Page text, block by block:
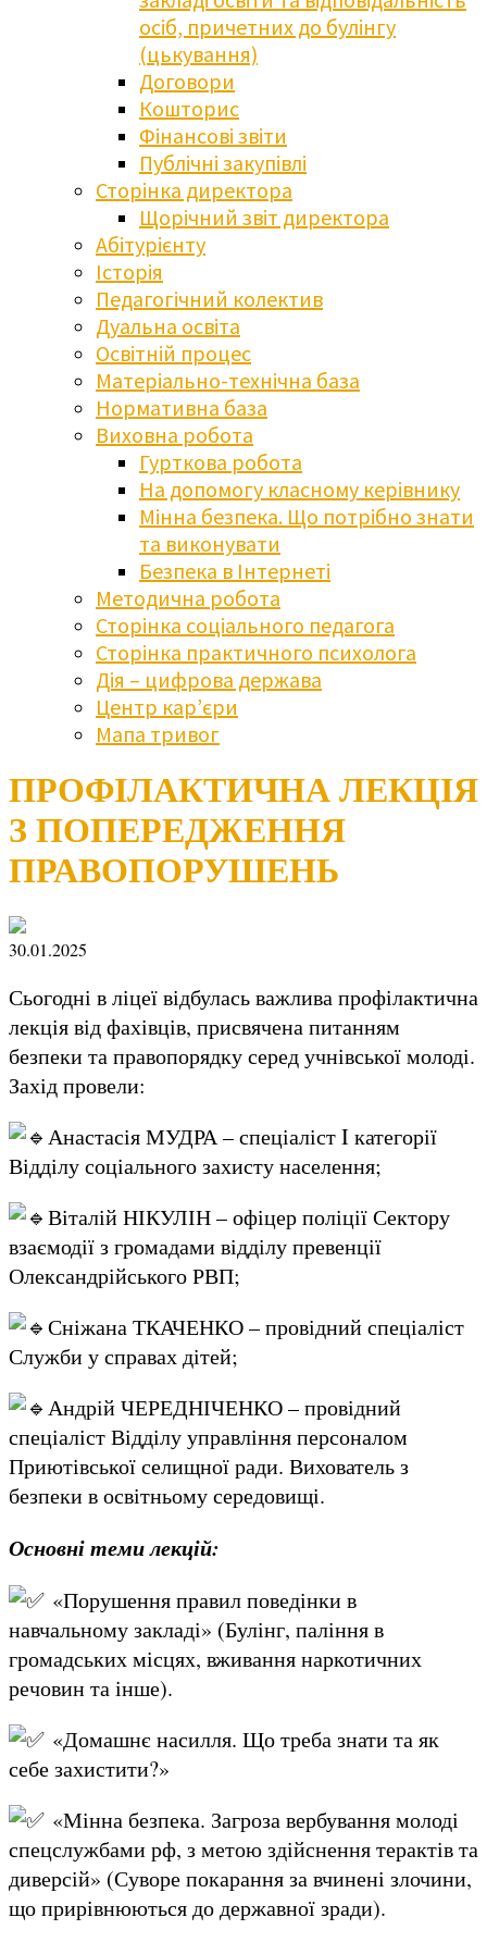
осіб, причетних до булінгу
(цькування)
Договори
Кошторис
Фінансові звіти
Публічні закупівлі
Сторінка директора
Щорічний звіт директора
Абітурієнту
Історія
Педагогічний колектив
Дуальна освіта
Освітній процес
Матеріально-технічна база
Нормативна база
Виховна робота
Гурткова робота
На допомогу класному керівнику
Мінна безпека. Що потрібно знати
та виконувати
Безпека в Інтернеті
Методична робота
Сторінка соціального педагога
Сторінка практичного психолога
Дія – цифрова держава
Центр кар’єри
Мапа тривог
ПРОФІЛАКТИЧНА ЛЕКЦІЯ
З ПОПЕРЕДЖЕННЯ
ПРАВОПОРУШЕНЬ
30.01.2025
Сьогодні в ліцеї відбулась важлива профілактична
лекція від фахівців, присвячена питанням
безпеки та правопорядку серед учнівської молоді.
Захід провели:
Анастасія МУДРА – спеціаліст I категорії
Відділу соціального захисту населення;
Віталій НІКУЛІН – офіцер поліції Сектору
взаємодії з громадами відділу превенції
Олександрійського РВП;
Сніжана ТКАЧЕНКО – провідний спеціаліст
Служби у справах дітей;
Андрій ЧЕРЕДНІЧЕНКО – провідний
спеціаліст Відділу управління персоналом
Приютівської селищної ради. Вихователь з
безпеки в освітньому середовищі.
Основні теми лекцій:
«Порушення правил поведінки в
навчальному закладі» (Булінг, паління в
громадських місцях, вживання наркотичних
речовин та інше).
«Домашнє насилля. Що треба знати та як
себе захистити?»
«Мінна безпека. Загроза вербування молоді
спецслужбами рф, з метою здійснення терактів та
диверсій» (Суворе покарання за вчинені злочини,
що прирівнюються до державної зради).